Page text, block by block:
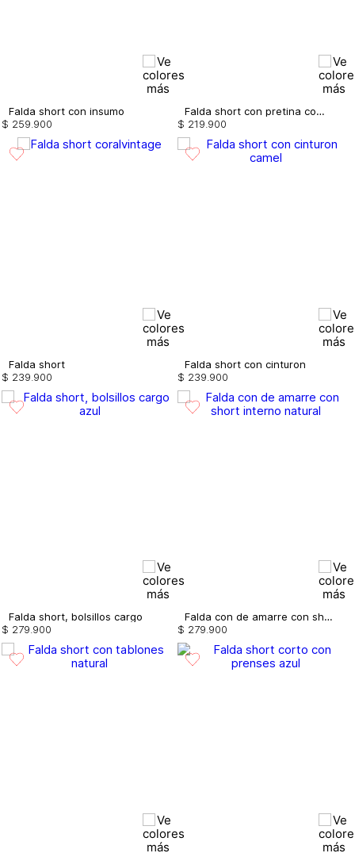
Falda short con insumo
$ 259 900
Falda short con pretina combinada
$ 219 900
Falda short
$ 239 900
Falda short con cinturon
$ 239 900
Falda short, bolsillos cargo
$ 279.900
Falda con de amarre con short interno
$ 279.900